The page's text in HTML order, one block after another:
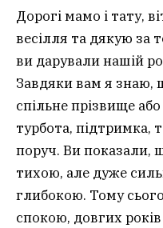
Дорогі мамо і тату,
весілля та дякую за
ви дарували нашій
Завдяки вам я знаю,
спільне прізвище
турбота, підтримка,
поруч. Ви показали,
тихою, але дуже
глибокою. Тому
спокою, довгих